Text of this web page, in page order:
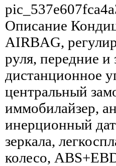
Описание
AIRBAG,
руля, передние и
дистанционное
центральный
иммобилайзер,
инерционный
зеркала,
колесо,